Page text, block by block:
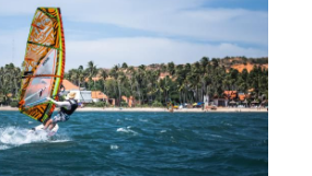
Система скидок
Обучение Wing Foil